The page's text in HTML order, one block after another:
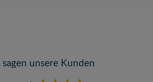
sagen unsere Kunden